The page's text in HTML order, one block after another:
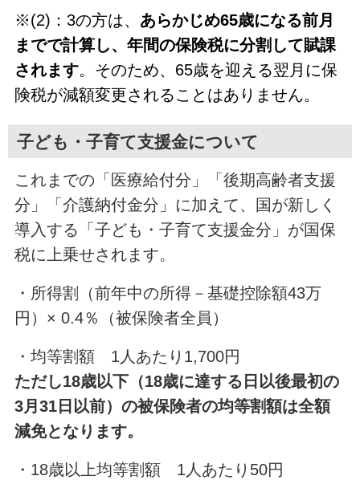
※(2)：3の方は、 あらかじめ65歳になる前月
までで計算し、年間の保険税に分割して賦課
されます。そのため、65歳を迎える翌月に保
険税が減額変更されることはありません。
子ども・子育て支援金について
これまでの「医療給付分」「後期高齢者支援
分」「介護納付金分」に加えて、国が新しく
導入する「子ども・子育て支援金分」が国保
税に上乗せされます。
・所得割（前年中の所得－基礎控除額43万
円）× 0.4％（被保険者全員）
・均等割額 1人あたり1,700円
ただし18歳以下（18歳に達する日以後最初の
3月31日以前）の被保険者の均等割額は全額
減免となります。
・18歳以上均等割額 1人あたり50円